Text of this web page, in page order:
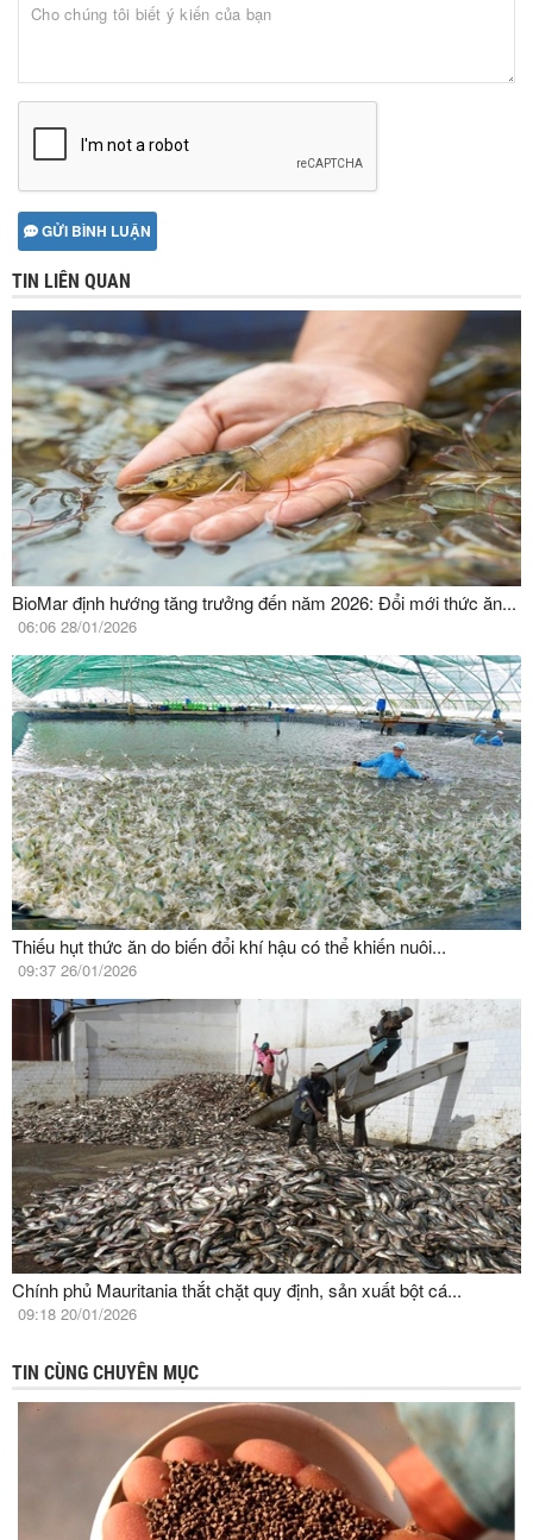
GỬI BÌNH LUẬN
TIN LIÊN QUAN
BioMar định hướng tăng trưởng đến năm 2026: Đổi mới thức ăn...
06:06 28/01/2026
Thiếu hụt thức ăn do biến đổi khí hậu có thể khiến nuôi...
09:37 26/01/2026
Chính phủ Mauritania thắt chặt quy định, sản xuất bột cá...
09:18 20/01/2026
TIN CÙNG CHUYÊN MỤC